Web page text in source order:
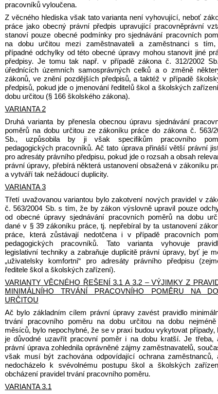
pracovníků vyloučena.
Z věcného hlediska však tato varianta není vyhovující, neboť
práce jako obecný právní předpis upravující pracovněprávní
stanoví pouze obecné podmínky pro sjednávání pracovních
na dobu určitou mezi zaměstnavateli a zaměstnanci s
případné odchylky od této obecné úpravy mohou stanovit jiné
předpisy. Je tomu tak např. v případě zákona č. 312/2002
úřednících územních samosprávných celků a o změně
zákonů, ve znění pozdějších předpisů, a taktéž v případě
předpisů, pokud jde o jmenování ředitelů škol a školských
dobu určitou (§ 166 školského zákona).
VARIANTA 2
Druhá varianta by přenesla obecnou úpravu sjednávání
poměrů na dobu určitou ze zákoníku práce do zákona č. 563/
Sb., uzpůsobila by ji však specifikům pracovního
pedagogických pracovníků. Ač tato úprava přináší větší právní
pro adresáty právního předpisu, pokud jde o rozsah a obsah
právní úpravy, přebírá některá ustanovení obsažená v zákoníku
a vytváří tak nežádoucí duplicity.
VARIANTA 3
Třetí uvažovanou variantou bylo zakotvení nových pravidel v
č. 563/2004 Sb. s tím, že by zákon výslovně upravil pouze
od obecné úpravy sjednávání pracovních poměrů na dobu
dané v § 39 zákoníku práce, tj. nepřebíral by ta ustanovení
práce, která zůstávají nedotčena i v případě pracovních
pedagogických pracovníků. Tato varianta vyhovuje
legislativní techniky a zabraňuje duplicitě právní úpravy, byť je
„uživatelsky komfortní“ pro adresáty právního předpisu
ředitele škol a školských zařízení).
VARIANTY VĚCNÉHO ŘEŠENÍ 3.1 A 3.2 – VÝJIMKY Z
MINIMÁLNÍHO TRVÁNÍ PRACOVNÍHO POMĚRU NA
URČITOU
Ač bylo základním cílem právní úpravy zavést pravidlo
trvání pracovního poměru na dobu určitou na dobu
měsíců, bylo nepochybné, že se v praxi budou vykytovat případy,
je důvodné uzavřít pracovní poměr i na dobu kratší. Je třeba,
právní úprava zohlednila oprávněné zájmy zaměstnavatelů,
však musí být zachována odpovídající ochrana zaměstnanců,
nedocházelo k svévolnému postupu škol a školských
obcházení pravidel trvání pracovního poměru.
VARIANTA 3.1